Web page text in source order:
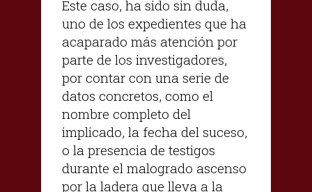
Este caso, ha sido sin duda,
uno de los expedientes que ha
acaparado más atención por
parte de los investigadores,
por contar con una serie de
datos concretos, como el
nombre completo del
implicado, la fecha del suceso,
o la presencia de testigos
durante el malogrado ascenso
por la ladera que lleva a la